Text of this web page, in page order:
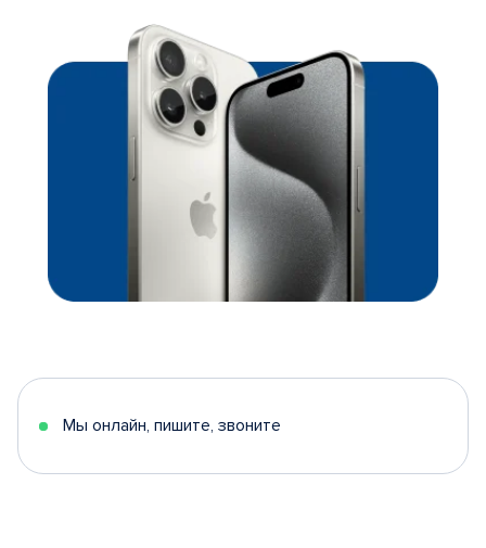
Мы онлайн, пишите, звоните